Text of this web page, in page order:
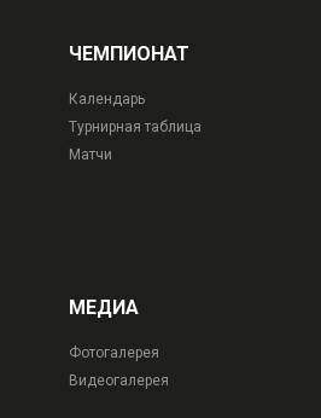
ЧЕМПИОНАТ
Календарь
Турнирная таблица
Матчи
МЕДИА
Фотогалерея
Видеогалерея